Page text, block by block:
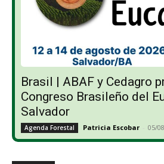
Brasil | ABAF y Cedagro
Congreso Brasileño del
Salvador
Agenda Forestal Patricia Escobar - 05/